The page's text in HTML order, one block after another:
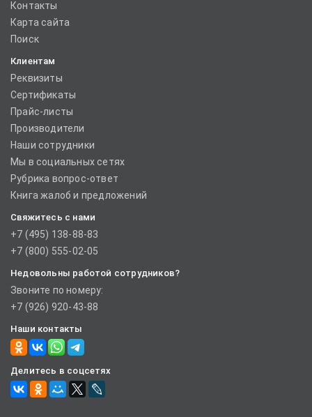
Контакты
Карта сайта
Поиск
Клиентам
Реквизиты
Сертификаты
Прайс-листы
Производители
Наши сотрудники
Мы в социальных сетях
Рубрика вопрос-ответ
Книга жалоб и предложений
Свяжитесь с нами
+7 (495) 138-88-83
+7 (800) 555-02-05
Недовольны работой сотрудников?
Звоните по номеру:
+7 (926) 920-43-88
Наши контакты
Делитесь в соцсетях